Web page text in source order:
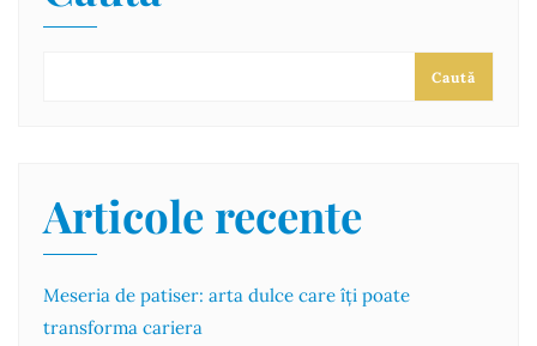
Caută
Articole recente
Meseria de patiser: arta dulce care îți poate
transforma cariera